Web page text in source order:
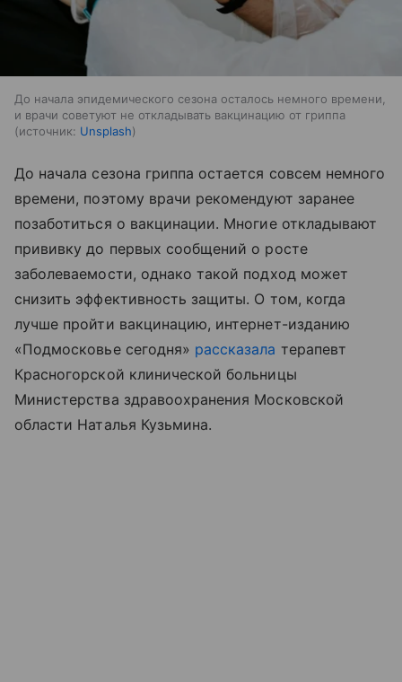
До начала эпидемического сезона осталось немного времени,
и врачи советуют не откладывать вакцинацию от гриппа
источник: Unsplash
До начала сезона гриппа остается совсем немного
времени, поэтому врачи рекомендуют заранее
позаботиться о вакцинации. Многие откладывают
прививку до первых сообщений о росте
заболеваемости, однако такой подход может
снизить эффективность защиты. О том, когда
лучше пройти вакцинацию, интернет-изданию
«Подмосковье сегодня» рассказала терапевт
Красногорской клинической больницы
Министерства здравоохранения Московской
области Наталья Кузьмина.